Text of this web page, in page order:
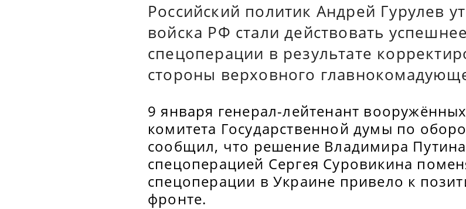
Российский политик Андрей Гурулев
войска РФ стали действовать
спецоперации в результате
стороны верховного
9 января генерал-лейтенант
комитета Государственной думы по
сообщил, что решение Владимира
спецоперацией Сергея Суровикина
спецоперации в Украине привело к
фронте.